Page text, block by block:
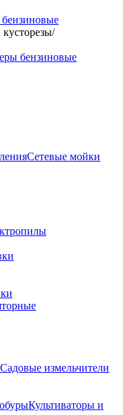
/
бензиновые
Сетевые мойки
Садовые измельчители
Культиваторы и